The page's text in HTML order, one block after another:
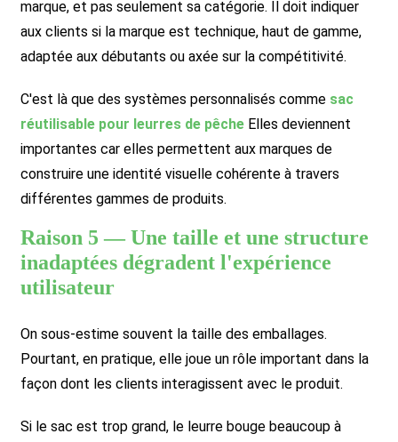
marque, et pas seulement sa catégorie. Il doit indiquer
aux clients si la marque est technique, haut de gamme,
adaptée aux débutants ou axée sur la compétitivité.
C'est là que des systèmes personnalisés comme sac
réutilisable pour leurres de pêcheElles deviennent
importantes car elles permettent aux marques de
construire une identité visuelle cohérente à travers
différentes gammes de produits.
Raison 5 — Une taille et une structure
inadaptées dégradent l'expérience
utilisateur
On sous-estime souvent la taille des emballages.
Pourtant, en pratique, elle joue un rôle important dans la
façon dont les clients interagissent avec le produit.
Si le sac est trop grand, le leurre bouge beaucoup à